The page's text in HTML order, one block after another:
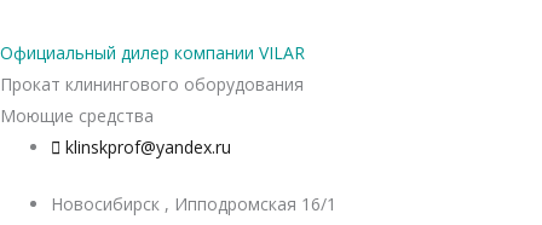
Официальный дилер компании VILAR
Прокат клинингового оборудования
Моющие средства
klinskprof@yandex.ru
Новосибирск , Ипподромская 16/1